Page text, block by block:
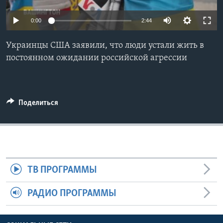
Learning English
СОЦИАЛЬНЫЕ СЕТИ
0:00 2:44
Украинцы США заявили, что люди устали жить в
постоянном ожидании российской агрессии
Поделиться
ТВ ПРОГРАММЫ
РАДИО ПРОГРАММЫ